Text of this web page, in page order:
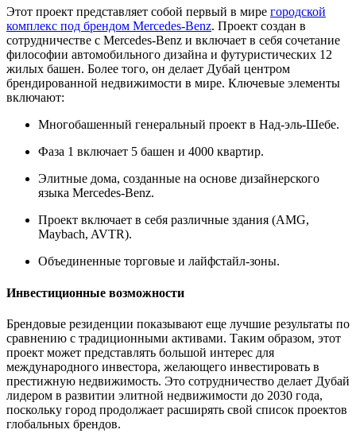
Этот проект представляет собой первый в мире городской
комплекс под брендом Mercedes-Benz. Проект создан в
сотрудничестве с Mercedes-Benz и включает в себя сочетание
философии автомобильного дизайна и футуристических 12
жилых башен. Более того, он делает Дубай центром
брендированной недвижимости в мире. Ключевые элементы
включают:
Многобашенный генеральный проект в Над-эль-Шебе.
Фаза 1 включает 5 башен и 4000 квартир.
Элитные дома, созданные на основе дизайнерского
языка Mercedes-Benz.
Проект включает в себя различные здания (AMG,
Maybach, AVTR).
Объединенные торговые и лайфстайл-зоны.
Инвестиционные возможности
Брендовые резиденции показывают еще лучшие результаты по
сравнению с традиционными активами. Таким образом, этот
проект может представлять большой интерес для
международного инвестора, желающего инвестировать в
престижную недвижимость. Это сотрудничество делает Дубай
лидером в развитии элитной недвижимости до 2030 года,
поскольку город продолжает расширять свой список проектов
глобальных брендов.